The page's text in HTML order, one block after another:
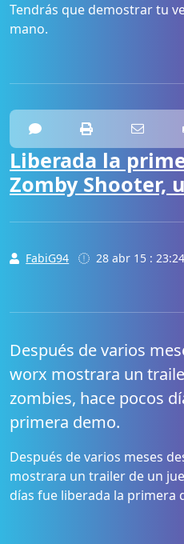
Tendrás que demostrar tu
mano.
Liberada la
Zomby Shooter,
FabiG94
28 abr 15 : 23:24
Después de varios
worx mostrara un
zombies, hace pocos
primera demo.
Después de varios meses
mostrara un trailer de un
días fue liberada la primera